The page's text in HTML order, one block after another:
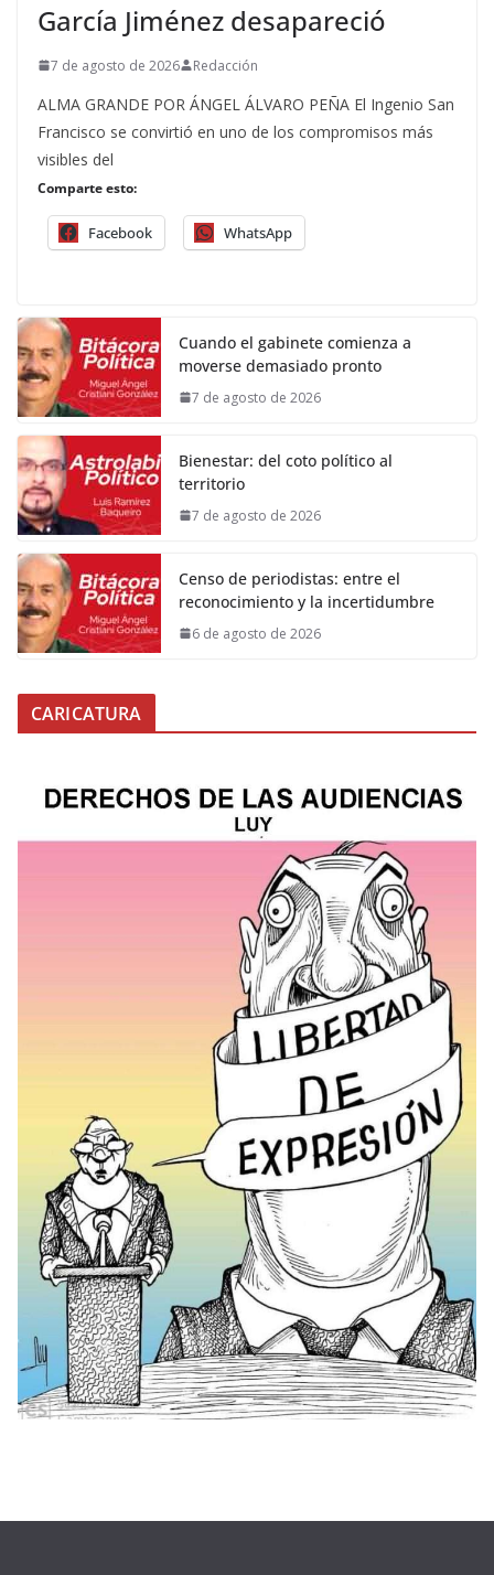
García Jiménez desapareció
7 de agosto de 2026 Redacción
ALMA GRANDE POR ÁNGEL ÁLVARO PEÑA El Ingenio San
Francisco se convirtió en uno de los compromisos más
visibles del
Comparte esto:
Facebook WhatsApp
Cuando el gabinete comienza a
moverse demasiado pronto
7 de agosto de 2026
Bienestar: del coto político al
territorio
7 de agosto de 2026
Censo de periodistas: entre el
reconocimiento y la incertidumbre
6 de agosto de 2026
CARICATURA